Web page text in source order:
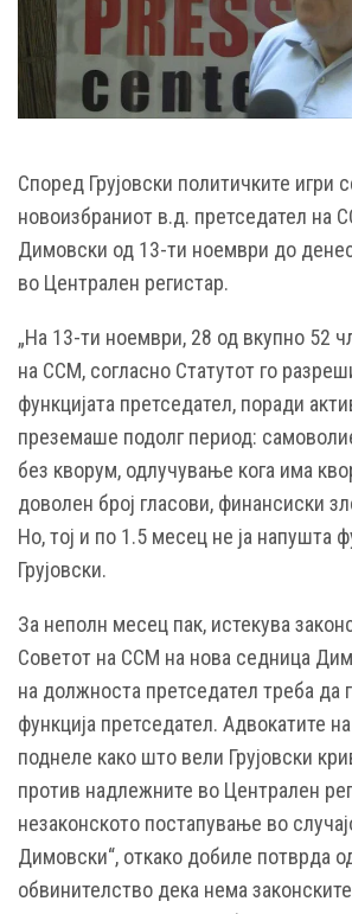
Според Грујовски политичките игри
новоизбраниот в.д. претседател на
Димовски од 13-ти ноември до
во Централен регистар.
„На 13-ти ноември, 28 од вкупно 52
на ССМ, согласно Статутот го
функцијата претседател, поради
преземаше подолг период:
без кворум, одлучување кога има
доволен број гласови, финансиски
Но, тој и по 1.5 месец не ја напушта
Грујовски.
За неполн месец пак, истекува
Советот на ССМ на нова седница
на должноста претседател треба да
функција претседател. Адвокатите
поднеле како што вели Грујовски
против надлежните во Централен
незаконското постапување во
Димовски“, откако добиле потврда
обвинителство дека нема